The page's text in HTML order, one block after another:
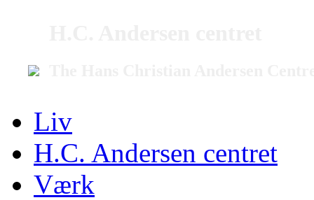
Liv
H.C. Andersen centret
Værk